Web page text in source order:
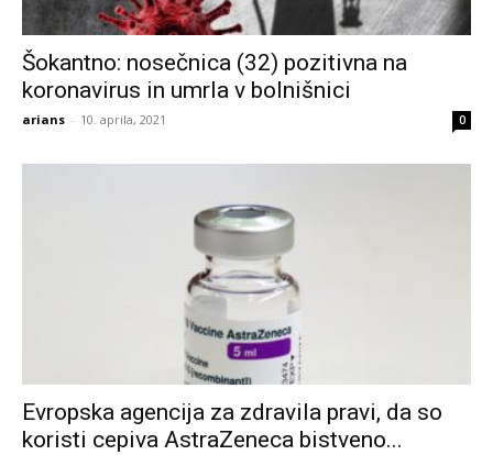
Šokantno: nosečnica (32) pozitivna na
koronavirus in umrla v bolnišnici
arians - 10. aprila, 2021 0
Evropska agencija za zdravila pravi, da so
koristi cepiva AstraZeneca bistveno...